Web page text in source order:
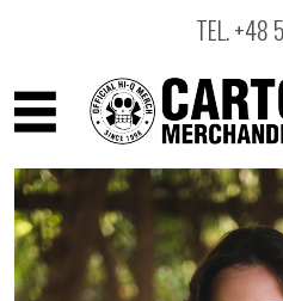
TEL.+48
ARTYŚCI
PRODUKTY
OUTLET